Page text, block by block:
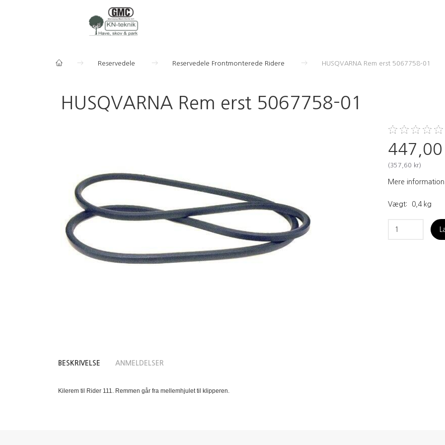
Reservedele Reservedele Frontmonterede Ridere HUSQVARNA Rem erst 5067758-01
HUSQVARNA Rem erst 5067758-01
(357,60 kr)
Mere information
Vægt: 0,4 kg
BESKRIVELSE ANMELDELSER
Kilerem til Rider 111. Remmen går fra mellemhjulet til klipperen.